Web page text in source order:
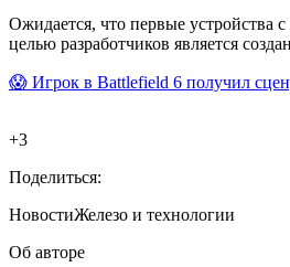
Ожидается, что первые устройства
целью разработчиков является
😱 Игрок в Battlefield 6 получил
+3
Поделиться:
НовостиЖелезо и технологии
Об авторе